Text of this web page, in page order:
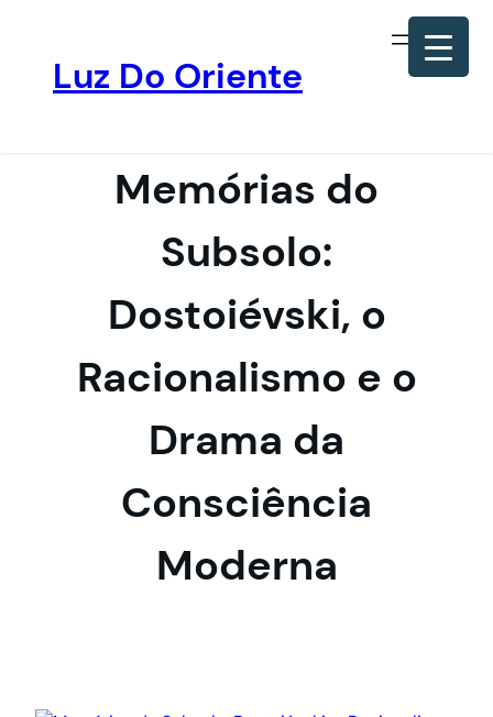
Luz Do Oriente
Memórias do
Subsolo:
Dostoiévski, o
Racionalismo e o
Drama da
Consciência
Moderna